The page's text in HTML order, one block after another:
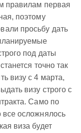
правилам первая
поэтому
просьбу дать
под даты
точно так
визу с 4 марта,
визу строго с
Само по
осложнялось
виза будет